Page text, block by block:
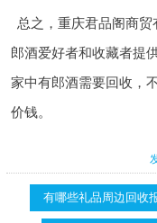
总之，重庆君品阁商
郎酒爱好者和收藏者提
家中有郎酒需要回收，
价钱。
有哪些礼品周边回收